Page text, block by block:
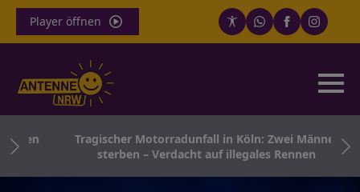
Player öffnen
Tragischer Motorradunfall in Köln: Zwei Männer
sterben – Verdacht auf illegales Rennen